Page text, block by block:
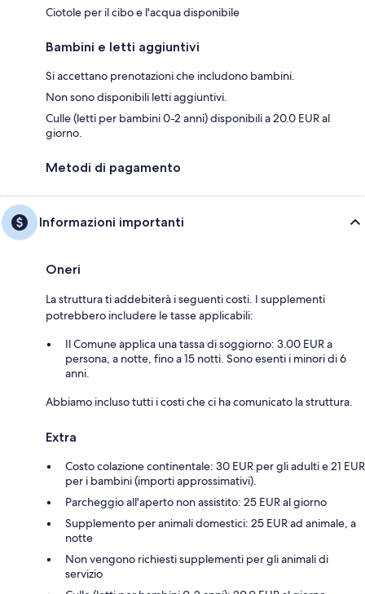
Ciotole per il cibo e l'acqua disponibile
Bambini e letti aggiuntivi
Si accettano prenotazioni che includono bambini.
Non sono disponibili letti aggiuntivi.
Culle (letti per bambini 0-2 anni) disponibili a 20.0 EUR al
giorno.
Metodi di pagamento
Informazioni importanti
Oneri
La struttura ti addebiterà i seguenti costi. I supplementi
potrebbero includere le tasse applicabili:
Il Comune applica una tassa di soggiorno: 3.00 EUR a
persona, a notte, fino a 15 notti. Sono esenti i minori di 6
anni.
Abbiamo incluso tutti i costi che ci ha comunicato la struttura.
Extra
Costo colazione continentale: 30 EUR per gli adulti e 21 EUR
per i bambini (importi approssimativi).
Parcheggio all'aperto non assistito: 25 EUR al giorno
Supplemento per animali domestici: 25 EUR ad animale, a
notte
Non vengono richiesti supplementi per gli animali di
servizio